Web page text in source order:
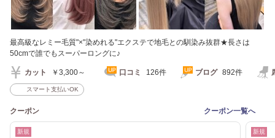
最高級なレミー毛質"×"染めれる"エクステで地毛との馴染み抜群★長さは
50cmで誰でもスーパーロングに♪
カット ￥3,300～ 口コミ 126件 ブログ 892件
スマート支払いOK
クーポン クーポン一覧へ
新規 新規